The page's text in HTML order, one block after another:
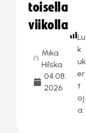
toisella
viikolla
Mika
Hilska
04.08.
2026
Lu
k
uk
er
t
oj
a: